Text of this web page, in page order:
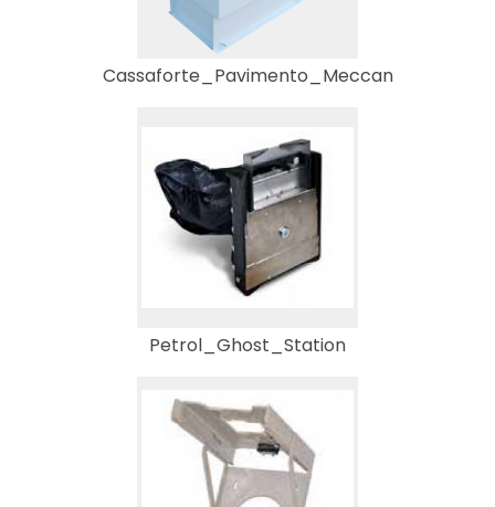
Cassaforte_Pavimento_Meccan
Petrol_Ghost_Station